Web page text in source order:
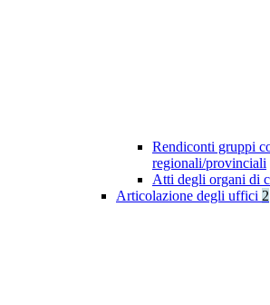
Rendiconti gruppi
regionali/provinciali
Atti degli organi di
Articolazione degli uffici 2